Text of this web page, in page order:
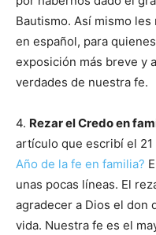
Bautismo. Así mismo
en español, para
exposición más breve y
verdades de nuestra fe.
4. Rezar el Credo en
artículo que escribí el 21
Año de la fe en familia?
unas pocas líneas. El
agradecer a Dios el don
vida. Nuestra fe es el